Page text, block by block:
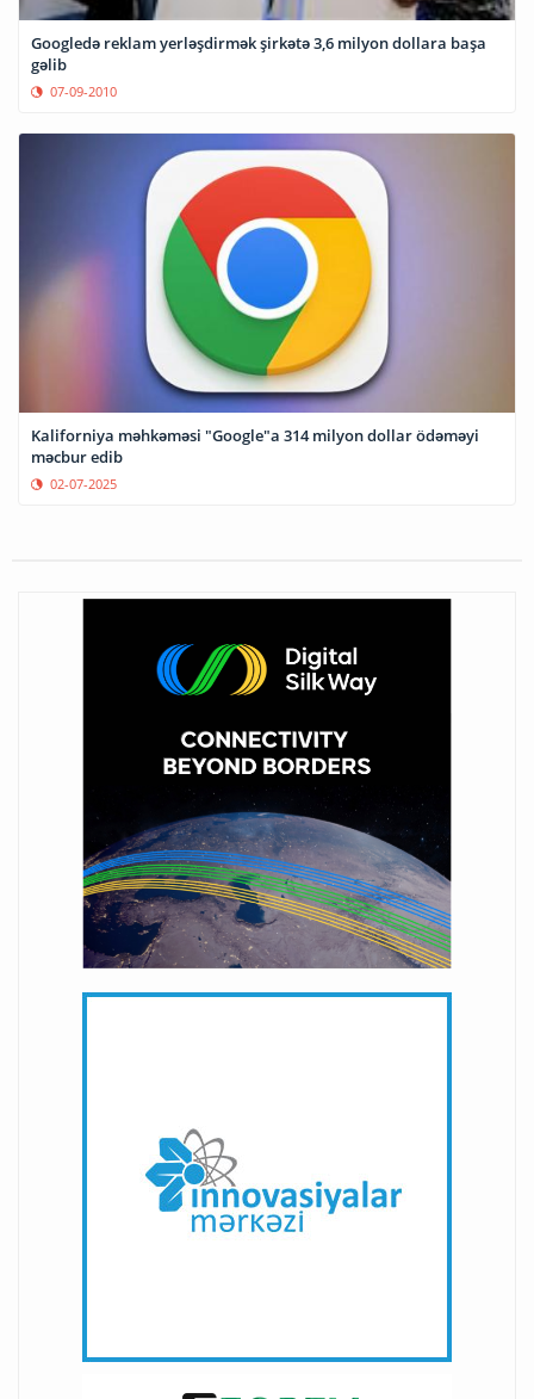
Googledə reklam yerləşdirmək şirkətə 3,6 milyon dollara başa
gəlib
07-09-2010
Kaliforniya məhkəməsi "Google"a 314 milyon dollar ödəməyi
məcbur edib
02-07-2025